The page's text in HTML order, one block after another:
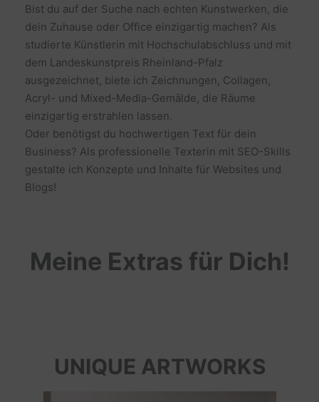
Bist du auf der Suche nach echten Kunstwerken, die
dein Zuhause oder Office einzigartig machen? Als
studierte Künstlerin mit Hochschulabschluss und mit
dem Landeskunstpreis Rheinland-Pfalz
ausgezeichnet, biete ich Zeichnungen, Collagen,
Acryl- und Mixed-Media-Gemälde, die Räume
einzigartig erstrahlen lassen.
Oder benötigst du hochwertigen Text für dein
Business? Als professionelle Texterin mit SEO-Skills
gestalte ich Konzepte und Inhalte für Websites und
Blogs!
Meine Extras für Dich!
UNIQUE ARTWORKS